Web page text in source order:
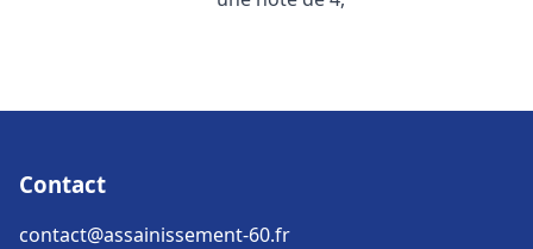
Contact
contact@assainissement-60.fr